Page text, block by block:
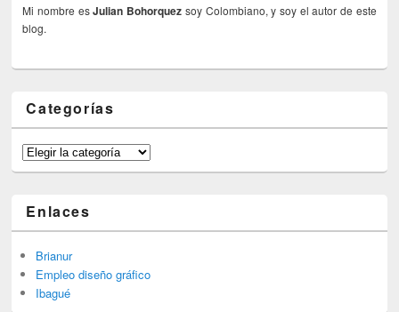
Mi nombre esJulian Bohorquez soy Colombiano, y soy el autor de este
blog.
Categorías
Categorías
Enlaces
Brianur
Empleo diseño gráfico
Ibagué